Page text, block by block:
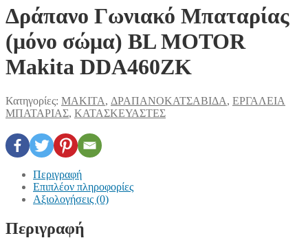
Δράπανο Γωνιακό Μπαταρίας
(μόνο σώμα) BL MOTOR
Makita DDA460ZK
Κατηγορίες: MAKITA, ΔΡΑΠΑΝΟΚΑΤΣΑΒΙΔΑ, ΕΡΓΑΛΕΙΑ
ΜΠΑΤΑΡΙΑΣ, ΚΑΤΑΣΚΕΥΑΣΤΕΣ
Περιγραφή
Επιπλέον πληροφορίες
Αξιολογήσεις (0)
Περιγραφή